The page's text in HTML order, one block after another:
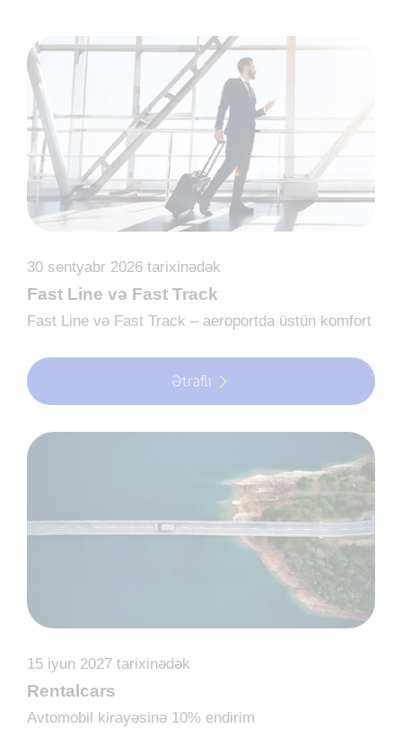
30 sentyabr 2026 tarixinədək
Fast Line və Fast Track
Fast Line və Fast Track – aeroportda üstün komfort
Ətraflı
15 iyun 2027 tarixinədək
Rentalcars
Avtomobil kirayəsinə 10% endirim